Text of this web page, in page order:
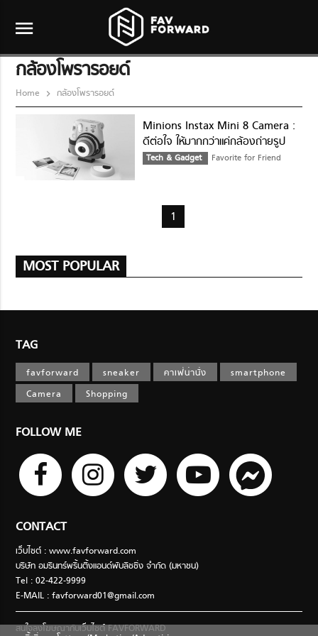
menu
กล้องโพรารอยด์
Home กล้องโพรารอยด์
Minions Instax Mini 8 Camera :
ดีต่อใจ ให้มากกว่าแค่กล้องถ่ายรูป
Tech & Gadget Favorite for Friend
1
MOST POPULAR
TAG
favforward sneaker คาเฟ่น่านั่ง
smartphone
Camera
Shopping
FOLLOW ME
CONTACT
เว็บไซต์ : www.favforward.com
บริษัท อมรินทร์พริ้นติ้งแอนด์พับลิชชิ่ง จำกัด (มหาชน)
Tel : 02-422-9999
E-MAIL :favforward01@gmail.com
สนใจลงโฆษณากับเว็บไซต์ FAVFORWARD